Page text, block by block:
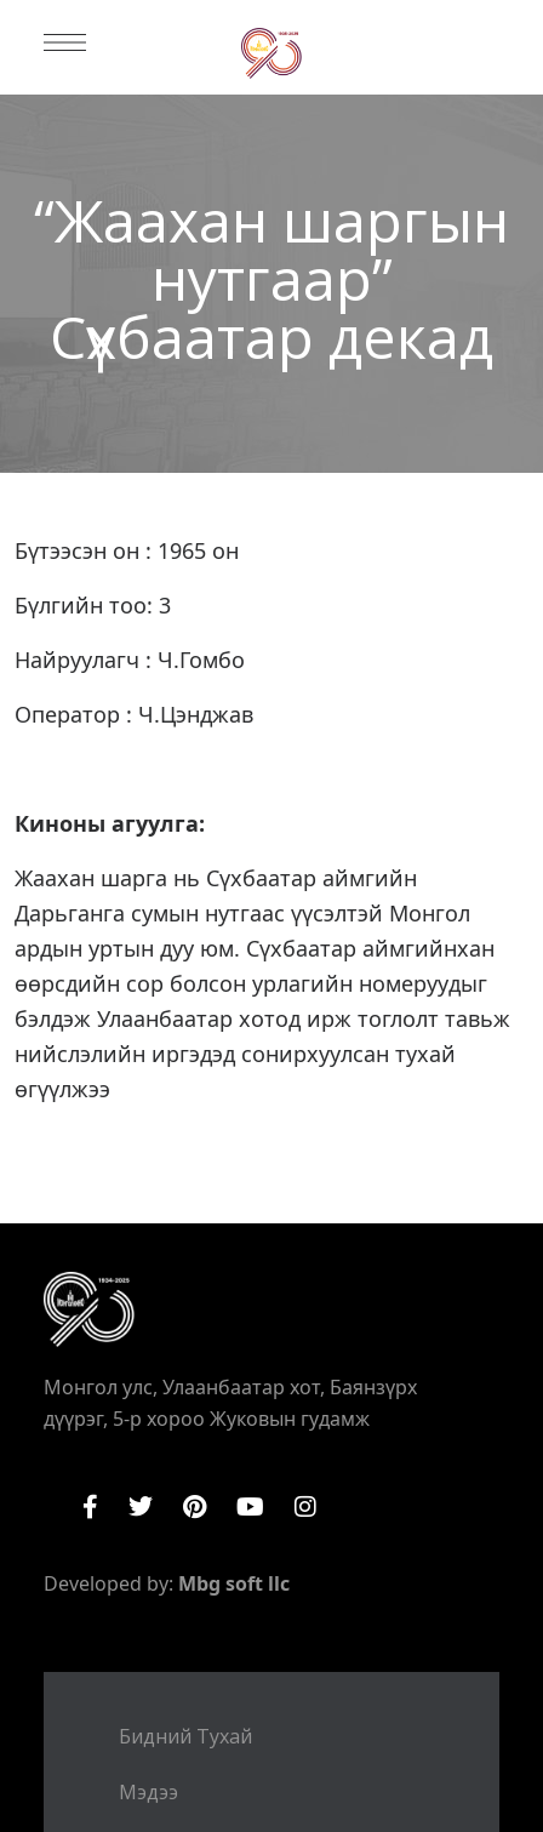
“Жаахан шаргын
нутгаар”
Сүхбаатар декад
Бүтээсэн он : 1965 он
Бүлгийн тоо: 3
Найруулагч : Ч.Гомбо
Оператор : Ч.Цэнджав
Киноны агуулга:
Жаахан шарга нь Сүхбаатар аймгийн
Дарьганга сумын нутгаас үүсэлтэй Монгол
ардын уртын дуу юм. Сүхбаатар аймгийнхан
өөрсдийн сор болсон урлагийн номеруудыг
бэлдэж Улаанбаатар хотод ирж тоглолт тавьж
нийслэлийн иргэдэд сонирхуулсан тухай
өгүүлжээ
Монгол улс, Улаанбаатар хот, Баянзүрх
дүүрэг, 5-р хороо Жуковын гудамж
Developed by: Mbg soft llc
Бидний Тухай
Мэдээ